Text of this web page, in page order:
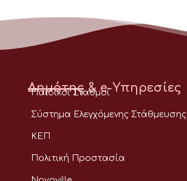
Δημότης & e-Υπηρεσίες
Παιδικοί Σταθμοί
Σύστημα Ελεγχόμενης Στάθμευσης
ΚΕΠ
Πολιτική Προστασία